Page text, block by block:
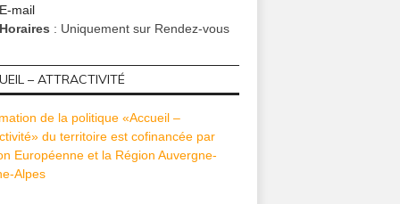
E-mail
Horaires : Uniquement sur Rendez-vous
– ATTRACTIVITÉ
de la politique «Accueil –
du territoire est cofinancée par
Européenne et la Région Auvergne-
Alpes